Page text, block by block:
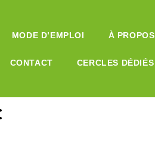
MODE D’EMPLOI À PROPOS
CONTACT CERCLES DÉDIÉS